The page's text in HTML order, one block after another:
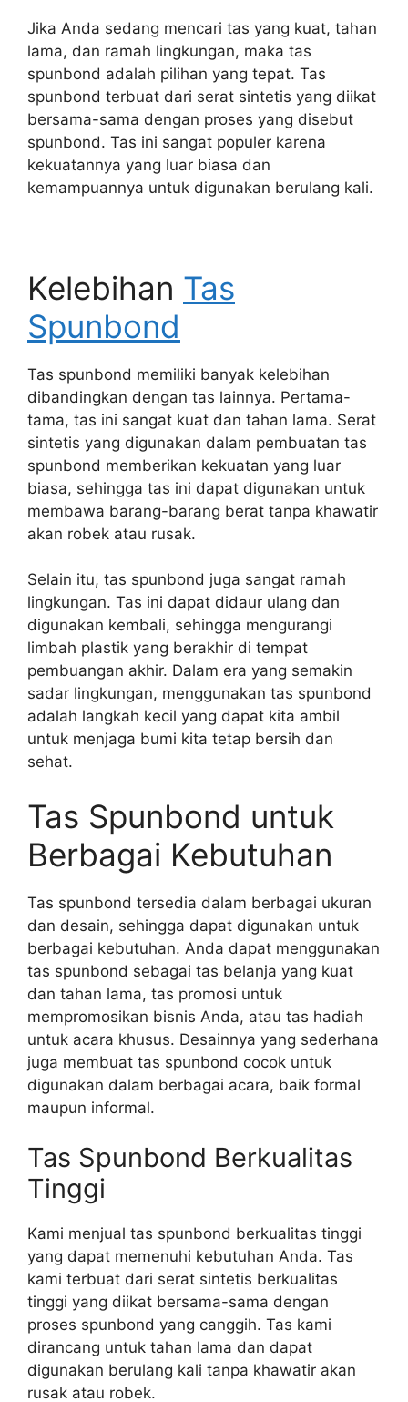
Jika Anda sedang mencari tas yang kuat, tahan
lama, dan ramah lingkungan, maka tas
spunbond adalah pilihan yang tepat. Tas
spunbond terbuat dari serat sintetis yang diikat
bersama-sama dengan proses yang disebut
spunbond. Tas ini sangat populer karena
kekuatannya yang luar biasa dan
kemampuannya untuk digunakan berulang kali.
Kelebihan Tas
Spunbond
Tas spunbond memiliki banyak kelebihan
dibandingkan dengan tas lainnya. Pertama-
tama, tas ini sangat kuat dan tahan lama. Serat
sintetis yang digunakan dalam pembuatan tas
spunbond memberikan kekuatan yang luar
biasa, sehingga tas ini dapat digunakan untuk
membawa barang-barang berat tanpa khawatir
akan robek atau rusak.
Selain itu, tas spunbond juga sangat ramah
lingkungan. Tas ini dapat didaur ulang dan
digunakan kembali, sehingga mengurangi
limbah plastik yang berakhir di tempat
pembuangan akhir. Dalam era yang semakin
sadar lingkungan, menggunakan tas spunbond
adalah langkah kecil yang dapat kita ambil
untuk menjaga bumi kita tetap bersih dan
sehat.
Tas Spunbond untuk
Berbagai Kebutuhan
Tas spunbond tersedia dalam berbagai ukuran
dan desain, sehingga dapat digunakan untuk
berbagai kebutuhan. Anda dapat menggunakan
tas spunbond sebagai tas belanja yang kuat
dan tahan lama, tas promosi untuk
mempromosikan bisnis Anda, atau tas hadiah
untuk acara khusus. Desainnya yang sederhana
juga membuat tas spunbond cocok untuk
digunakan dalam berbagai acara, baik formal
maupun informal.
Tas Spunbond Berkualitas
Tinggi
Kami menjual tas spunbond berkualitas tinggi
yang dapat memenuhi kebutuhan Anda. Tas
kami terbuat dari serat sintetis berkualitas
tinggi yang diikat bersama-sama dengan
proses spunbond yang canggih. Tas kami
dirancang untuk tahan lama dan dapat
digunakan berulang kali tanpa khawatir akan
rusak atau robek.